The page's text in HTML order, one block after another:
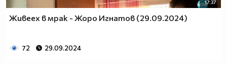
17:37
Живеех в мрак - Жоро Игнатов (29.09.2024)
72 29.09.2024